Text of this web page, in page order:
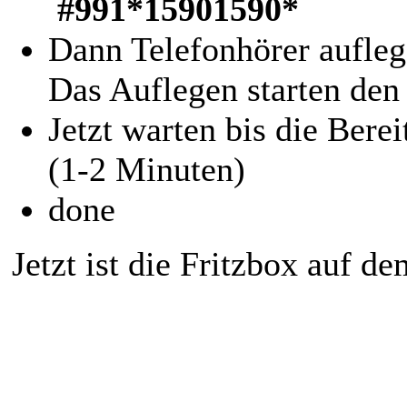
#991*15901590*
Dann Telefonhörer
Das Auflegen starten
Jetzt warten bis die
(1-2 Minuten)
done
Jetzt ist die Fritzbox auf